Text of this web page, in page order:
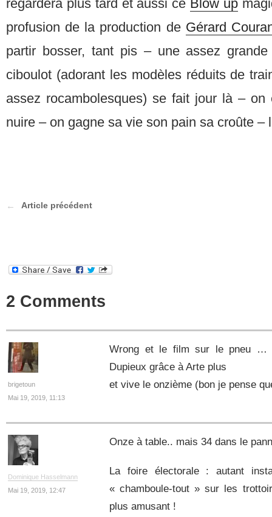
regardera plus tard et aussi ce Blow up
profusion de la production de Gérard
partir bosser, tant pis – une assez
ciboulot (adorant les modèles réduits de
assez rocambolesques) se fait jour là –
nuire – on gagne sa vie son pain sa croûte –
Article précédent
2 Comments
brigetoun
Mai 19, 2019, 11:13
Wrong et le film sur le pneu …
Dupieux grâce à Arte plus
et vive le onzième (bon je pense
Dominique Hasselmann
Mai 19, 2019, 12:47
Onze à table.. mais 34 dans le
La foire électorale : autant
« chamboule-tout » sur les
plus amusant !